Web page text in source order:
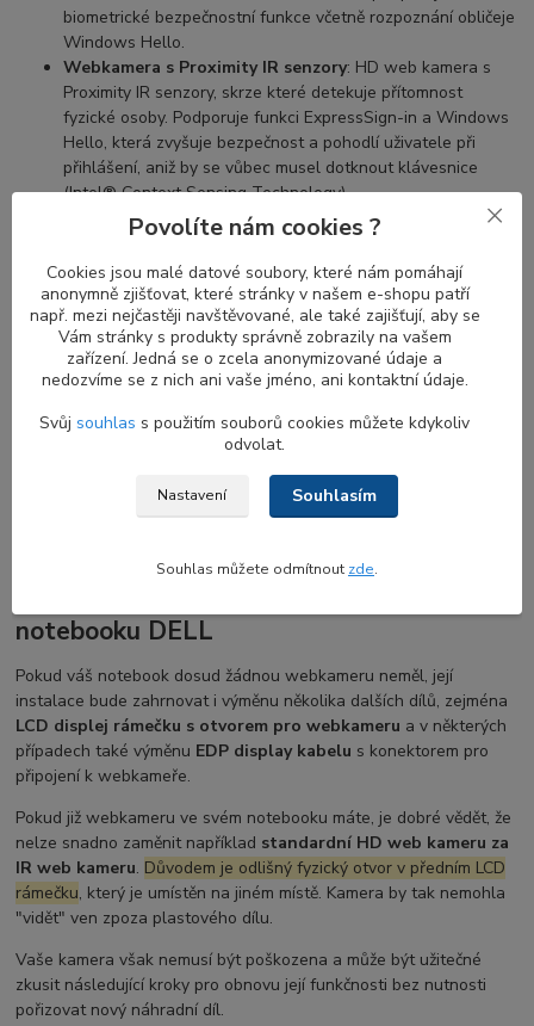
biometrické bezpečnostní funkce včetně rozpoznání obličeje
Windows Hello.
Webkamera s Proximity IR senzory: HD web kamera s
Proximity IR senzory, skrze které detekuje přítomnost
fyzické osoby. Podporuje funkci ExpressSign-in a Windows
Hello, která zvyšuje bezpečnost a pohodlí uživatele při
přihlášení, aniž by se vůbec musel dotknout klávesnice
(Intel® Context Sensing Technology).
Výhody proximity senzorů u Infrared web
kamery
Proximity senzor je určen k detekci pohybu. Kombinace proximity
senzoru a IR kameryje ideální kombinací pro zvýšení bezpečnosti
jakmile se vrátíte, obrazovka se zapne aIR kamera začne hledat
je stále užitečný pro automatické zamykání vašeho notebooku,
notebooku DELL
Pokud váš notebook dosud žádnou webkameru neměl, její
instalace bude zahrnovat i výměnu několika dalších dílů, zejména
LCD displej rámečku s otvorem pro webkameru a v některých
případech také výměnu EDP display kabelu s konektorem pro
připojení k webkameře.
Pokud již webkameru ve svém notebooku máte, je dobré vědět, že
nelze snadno zaměnit například standardní HD web kameru za
IR web kameru. Důvodem je odlišný fyzický otvor v předním LCD
rámečku, který je umístěn na jiném místě. Kamera by tak nemohla
"vidět" ven zpoza plastového dílu.
Vaše kamera však nemusí být poškozena a může být užitečné
zkusit následující kroky pro obnovu její funkčnosti bez nutnosti
pořizovat nový náhradní díl.
Povolíte nám cookies ?
Cookies jsou malé datové soubory, které nám pomáhají
anonymně zjišťovat, které stránky v našem e-shopu patří
např. mezi nejčastěji navštěvované, ale také zajišťují, aby se
Vám stránky s produkty správně zobrazily na vašem
zařízení. Jedná se o zcela anonymizované údaje a
nedozvíme se z nich ani vaše jméno, ani kontaktní údaje.
Svůj souhlas s použitím souborů cookies můžete kdykoliv
odvolat.
Nastavení Souhlasím
Souhlas můžete odmítnout zde.